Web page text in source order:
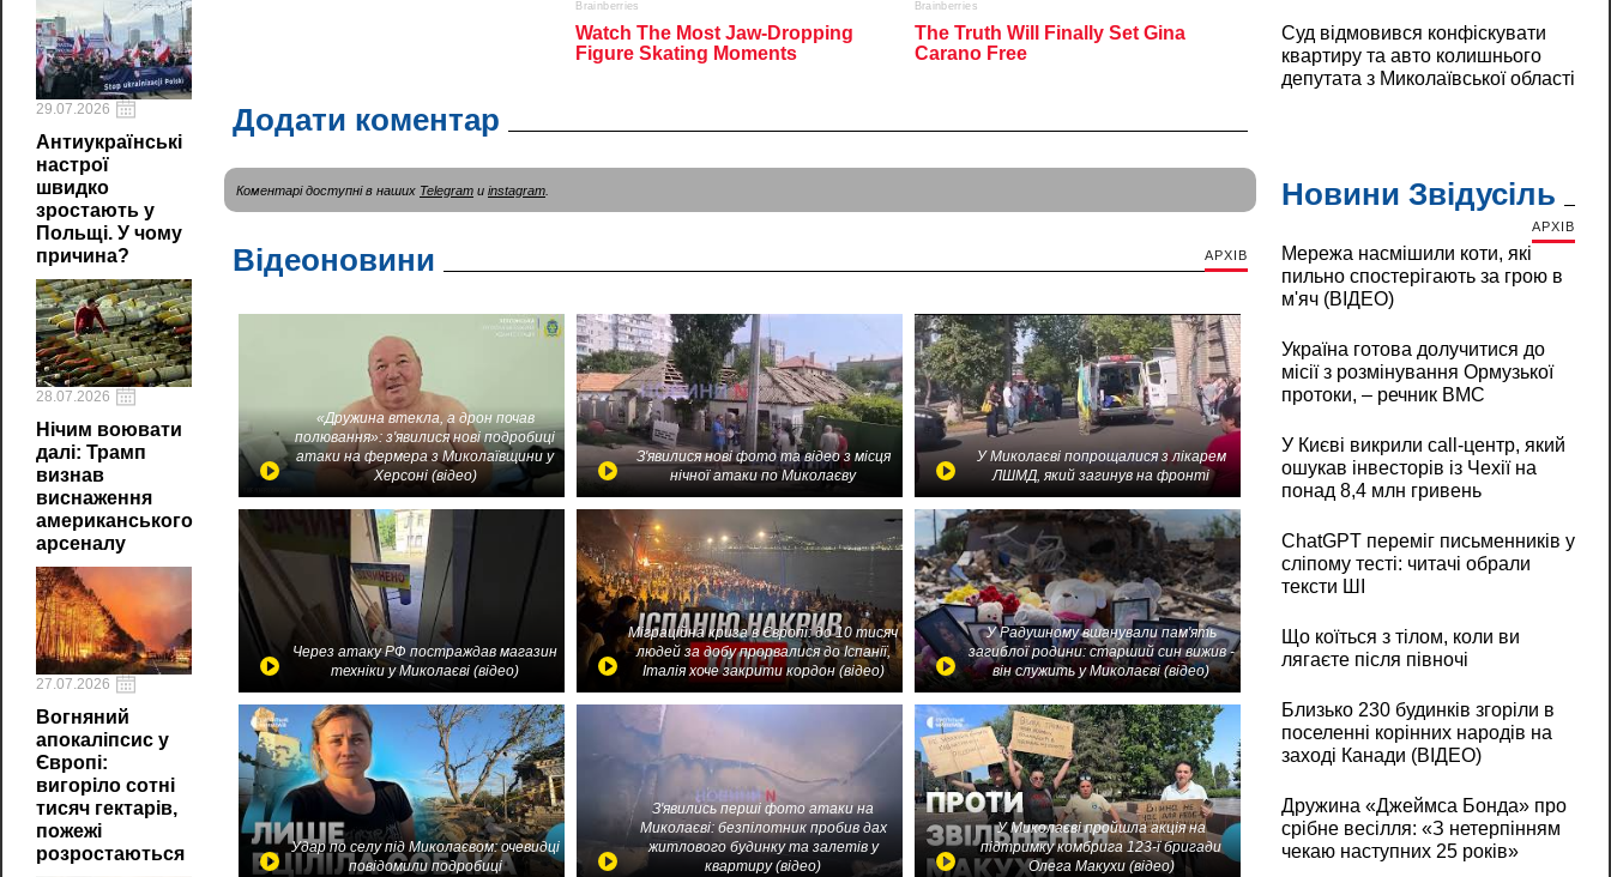
29.07.2026
Антиукраїнські
настрої
швидко
зростають у
Польщі. У чому
причина?
28.07.2026
Нічим воювати
далі: Трамп
визнав
виснаження
американського
арсеналу
27.07.2026
Вогняний
апокаліпсис у
Європі:
вигоріло сотні
тисяч гектарів,
пожежі
розростаються
Додати коментар
Коментарі доступні в наших Telegram и instagram
Відеоновини АРХІВ
«Дружина втекла, а дрон почав
полювання»: з'явилися нові подробиці
атаки на фермера з Миколаївщини у
Херсоні (відео)
З'явилися нові фото та відео з місця
нічної атаки по Миколаєву
У Миколаєві попрощалися з лікарем
ЛШМД, який загинув на фронті
Через атаку РФ постраждав магазин
техніки у Миколаєві (відео)
Міграційна криза в Європі: до 10 тисяч
людей за добу прорвалися до Іспанії,
Італія хоче закрити кордон (відео)
У Радушному вшанували пам'ять
загиблої родини: старший син вижив -
він служить у Миколаєві (відео)
Удар по селу під Миколаєвом: очевидці
повідомили подробиці
З'явились перші фото атаки на
Миколаєві: безпілотник пробив дах
житлового будинку та залетів у
квартиру (відео)
У Миколаєві пройшла акція на
підтримку комбрига 123-ї бригади
Олега Макухи (відео)
Суд відмовився конфіскувати
квартиру та авто колишнього
депутата з Миколаївської області
Новини Звідусіль
АРХІВ
Мережа насмішили коти, які
пильно спостерігають за грою в
м'яч (ВІДЕО)
Україна готова долучитися до
місії з розмінування Ормузької
протоки, – речник ВМС
У Києві викрили call-центр, який
ошукав інвесторів із Чехії на
понад 8,4 млн гривень
ChatGPT переміг письменників у
сліпому тесті: читачі обрали
тексти ШІ
Що коїться з тілом, коли ви
лягаєте після півночі
Близько 230 будинків згоріли в
поселенні корінних народів на
заході Канади (ВІДЕО)
Дружина «Джеймса Бонда» про
срібне весілля: «З нетерпінням
чекаю наступних 25 років»